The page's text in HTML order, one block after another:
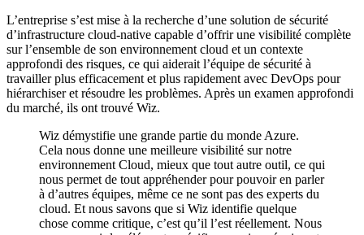
L’entreprise s’est mise à la recherche d’une solution de sécurité
d’infrastructure cloud-native capable d’offrir une visibilité complète
sur l’ensemble de son environnement cloud et un contexte
approfondi des risques, ce qui aiderait l’équipe de sécurité à
travailler plus efficacement et plus rapidement avec DevOps pour
hiérarchiser et résoudre les problèmes. Après un examen approfondi
du marché, ils ont trouvé Wiz.
Wiz démystifie une grande partie du monde Azure.
Cela nous donne une meilleure visibilité sur notre
environnement Cloud, mieux que tout autre outil, ce qui
nous permet de tout appréhender pour pouvoir en parler
à d’autres équipes, même ce ne sont pas des experts du
cloud. Et nous savons que si Wiz identifie quelque
chose comme critique, c’est qu’il l’est réellement. Nous